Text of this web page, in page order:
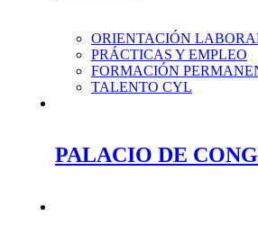
ORIENTACIÓN
PRÁCTICAS Y EMPLEO
FORMACIÓN
TALENTO CYL
PALACIO DE